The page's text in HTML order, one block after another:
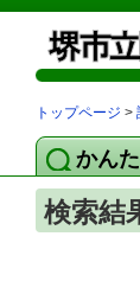
トップページ >
かん
検索結